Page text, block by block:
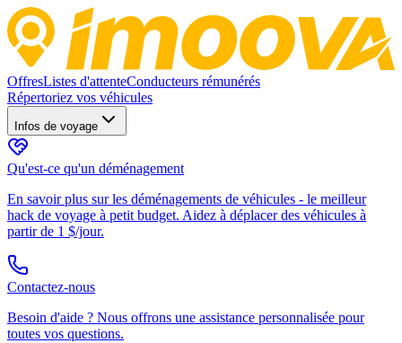
OffresListes d'attenteConducteurs rémunérés
Répertoriez vos véhicules
Infos de voyage
Qu'est-ce qu'un déménagement
En savoir plus sur les déménagements de véhicules - le meilleur
hack de voyage à petit budget. Aidez à déplacer des véhicules à
partir de 1 $/jour.
Contactez-nous
Besoin d'aide ? Nous offrons une assistance personnalisée pour
toutes vos questions.